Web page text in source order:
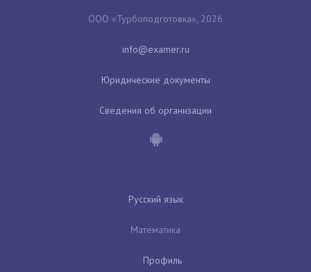
ООО «Турбоподготовка», 2026
Юридические документы
Сведения об организации
Русский язык
Математика
Профиль